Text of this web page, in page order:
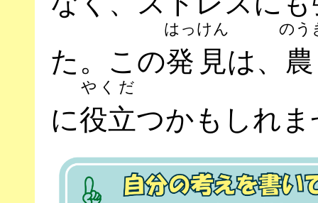
た。この発見
はっけん
は、
のう
に役立
やくだ
つかもしれ